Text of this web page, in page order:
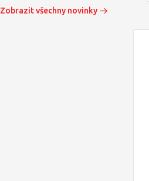
Zobrazit všechny novinky